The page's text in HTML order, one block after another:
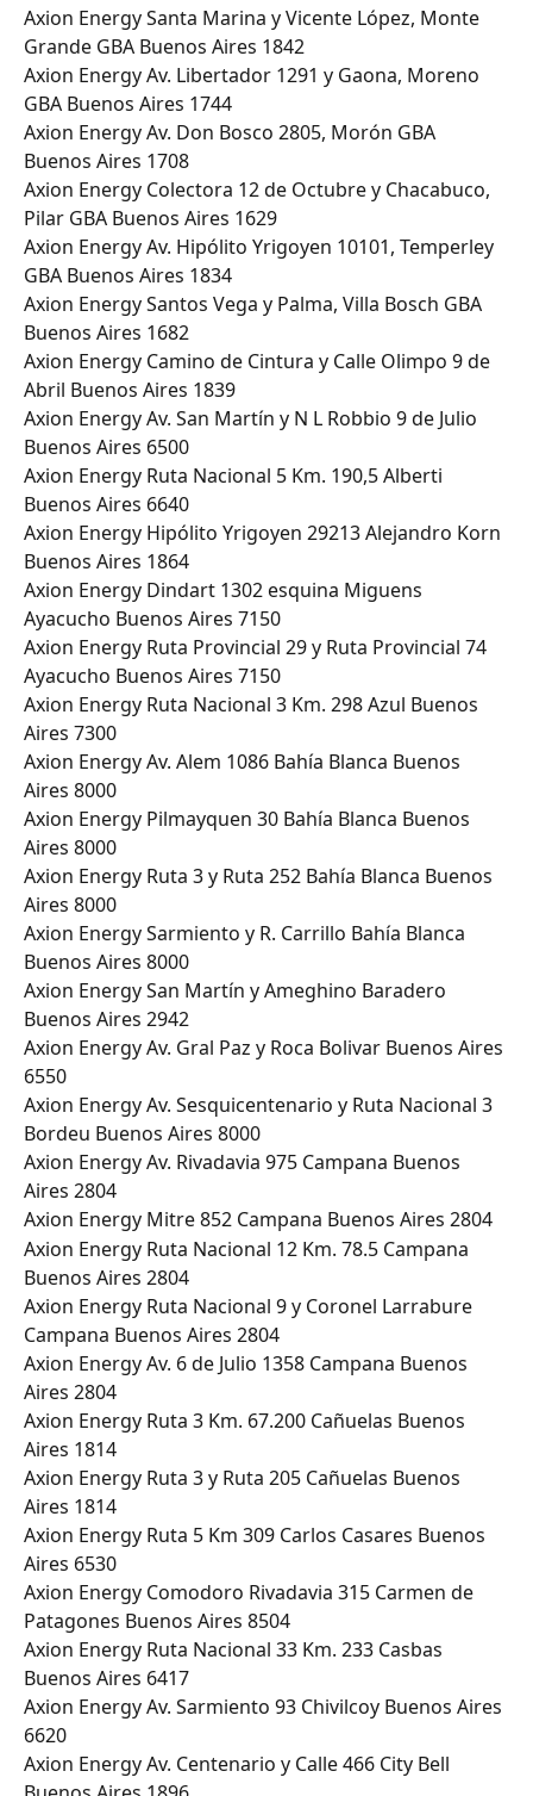
Axion Energy Santa Marina y Vicente López, Monte
Grande GBA Buenos Aires 1842
Axion Energy Av. Libertador 1291 y Gaona, Moreno
GBA Buenos Aires 1744
Axion Energy Av. Don Bosco 2805, Morón GBA
Buenos Aires 1708
Axion Energy Colectora 12 de Octubre y Chacabuco,
Pilar GBA Buenos Aires 1629
Axion Energy Av. Hipólito Yrigoyen 10101, Temperley
GBA Buenos Aires 1834
Axion Energy Santos Vega y Palma, Villa Bosch GBA
Buenos Aires 1682
Axion Energy Camino de Cintura y Calle Olimpo 9 de
Abril Buenos Aires 1839
Axion Energy Av. San Martín y N L Robbio 9 de Julio
Buenos Aires 6500
Axion Energy Ruta Nacional 5 Km. 190,5 Alberti
Buenos Aires 6640
Axion Energy Hipólito Yrigoyen 29213 Alejandro Korn
Buenos Aires 1864
Axion Energy Dindart 1302 esquina Miguens
Ayacucho Buenos Aires 7150
Axion Energy Ruta Provincial 29 y Ruta Provincial 74
Ayacucho Buenos Aires 7150
Axion Energy Ruta Nacional 3 Km. 298 Azul Buenos
Aires 7300
Axion Energy Av. Alem 1086 Bahía Blanca Buenos
Aires 8000
Axion Energy Pilmayquen 30 Bahía Blanca Buenos
Aires 8000
Axion Energy Ruta 3 y Ruta 252 Bahía Blanca Buenos
Aires 8000
Axion Energy Sarmiento y R. Carrillo Bahía Blanca
Buenos Aires 8000
Axion Energy San Martín y Ameghino Baradero
Buenos Aires 2942
Axion Energy Av. Gral Paz y Roca Bolivar Buenos Aires
6550
Axion Energy Av. Sesquicentenario y Ruta Nacional 3
Bordeu Buenos Aires 8000
Axion Energy Av. Rivadavia 975 Campana Buenos
Aires 2804
Axion Energy Mitre 852 Campana Buenos Aires 2804
Axion Energy Ruta Nacional 12 Km. 78.5 Campana
Buenos Aires 2804
Axion Energy Ruta Nacional 9 y Coronel Larrabure
Campana Buenos Aires 2804
Axion Energy Av. 6 de Julio 1358 Campana Buenos
Aires 2804
Axion Energy Ruta 3 Km. 67.200 Cañuelas Buenos
Aires 1814
Axion Energy Ruta 3 y Ruta 205 Cañuelas Buenos
Aires 1814
Axion Energy Ruta 5 Km 309 Carlos Casares Buenos
Aires 6530
Axion Energy Comodoro Rivadavia 315 Carmen de
Patagones Buenos Aires 8504
Axion Energy Ruta Nacional 33 Km. 233 Casbas
Buenos Aires 6417
Axion Energy Av. Sarmiento 93 Chivilcoy Buenos Aires
6620
Axion Energy Av. Centenario y Calle 466 City Bell